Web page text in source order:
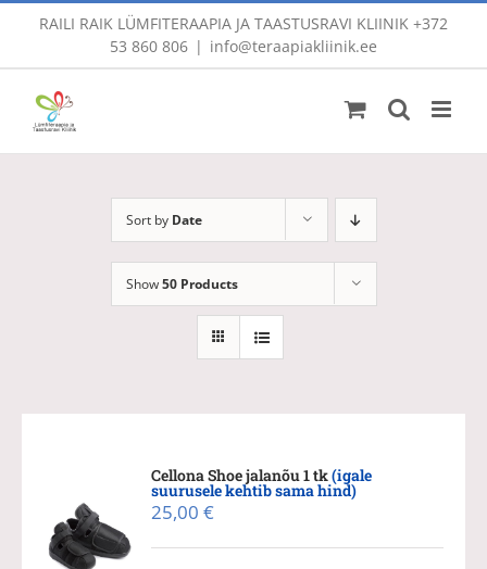
content
RAILI RAIK LÜMFITERAAPIA JA TAASTUSRAVI KLIINIK +372
53 860 806 | info@teraapiakliinik.ee
Sort by Date
Show50 Products
Cellona Shoe jalanõu 1 tk(igale
suurusele kehtib sama hind)
25,00€